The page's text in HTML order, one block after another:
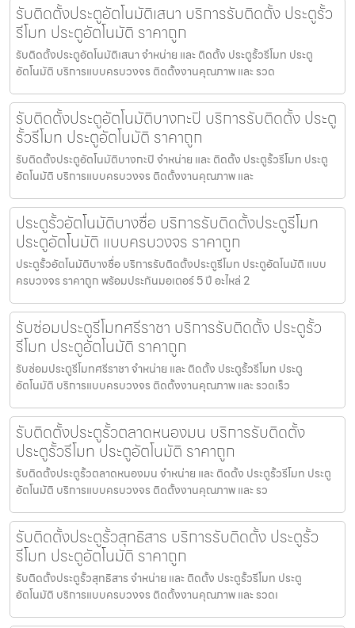
รับติดตั้งประตูอัตโนมัติเสนา บริการรับติดตั้ง ประตูรั้ว
รีโมท ประตูอัตโนมัติ ราคาถูก
รับติดตั้งประตูอัตโนมัติเสนา จำหน่าย และ ติดตั้ง ประตูรั้วรีโมท ประตู
อัตโนมัติ บริการแบบครบวงจร ติดตั้งงานคุณภาพ และ รวด
รับติดตั้งประตูอัตโนมัติบางกะปิ บริการรับติดตั้ง ประตู
รั้วรีโมท ประตูอัตโนมัติ ราคาถูก
รับติดตั้งประตูอัตโนมัติบางกะปิ จำหน่าย และ ติดตั้ง ประตูรั้วรีโมท ประตู
อัตโนมัติ บริการแบบครบวงจร ติดตั้งงานคุณภาพ และ
ประตูรั้วอัตโนมัติบางซื่อ บริการรับติดตั้งประตูรีโมท
ประตูอัตโนมัติ แบบครบวงจร ราคาถูก
ประตูรั้วอัตโนมัติบางซื่อ บริการรับติดตั้งประตูรีโมท ประตูอัตโนมัติ แบบ
ครบวงจร ราคาถูก พร้อมประกันมอเตอร์ 5 ปี อะไหล่ 2
รับซ่อมประตูรีโมทศรีราชา บริการรับติดตั้ง ประตูรั้ว
รีโมท ประตูอัตโนมัติ ราคาถูก
รับซ่อมประตูรีโมทศรีราชา จำหน่าย และ ติดตั้ง ประตูรั้วรีโมท ประตู
อัตโนมัติ บริการแบบครบวงจร ติดตั้งงานคุณภาพ และ รวดเร็ว
รับติดตั้งประตูรั้วตลาดหนองมน บริการรับติดตั้ง
ประตูรั้วรีโมท ประตูอัตโนมัติ ราคาถูก
รับติดตั้งประตูรั้วตลาดหนองมน จำหน่าย และ ติดตั้ง ประตูรั้วรีโมท ประตู
อัตโนมัติ บริการแบบครบวงจร ติดตั้งงานคุณภาพ และ รว
รับติดตั้งประตูรั้วสุทธิสาร บริการรับติดตั้ง ประตูรั้ว
รีโมท ประตูอัตโนมัติ ราคาถูก
รับติดตั้งประตูรั้วสุทธิสาร จำหน่าย และ ติดตั้ง ประตูรั้วรีโมท ประตู
อัตโนมัติ บริการแบบครบวงจร ติดตั้งงานคุณภาพ และ รวดเ